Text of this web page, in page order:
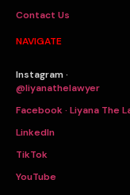
Contact Us
NAVIGATE
Instagram ·
@liyanathelawyer
Facebook · Liyana The
LinkedIn
TikTok
YouTube